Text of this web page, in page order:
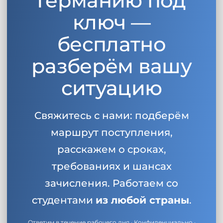
ключ —
бесплатно
разберём вашу
ситуацию
Свяжитесь с нами: подберём
маршрут поступления,
расскажем о сроках,
требованиях и шансах
зачисления. Работаем со
студентами из любой страны.